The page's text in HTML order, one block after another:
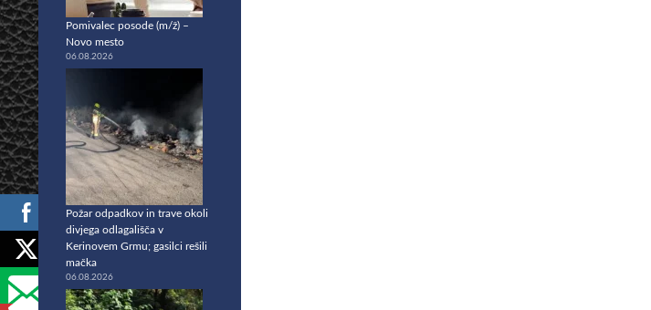
Pomivalec posode (m/ž) –
Novo mesto
06.08.2026
Požar odpadkov in trave okoli
divjega odlagališča v
Kerinovem Grmu; gasilci rešili
mačka
06.08.2026